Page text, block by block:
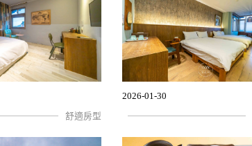
舒適房型
2026-01-30